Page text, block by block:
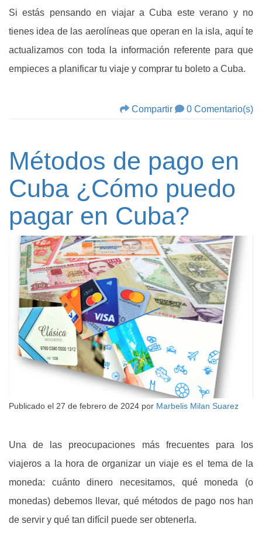
Si estás pensando en viajar a Cuba este verano y no
tienes idea de las aerolíneas que operan en la isla, aquí te
actualizamos con toda la información referente para que
empieces a planificar tu viaje y comprar tu boleto a Cuba.
Compartir 0 Comentario(s)
Métodos de pago en
Cuba ¿Cómo puedo
pagar en Cuba?
Publicado el 27 de febrero de 2024 por Marbelis Milan Suarez
Una de las preocupaciones más frecuentes para los
viajeros a la hora de organizar un viaje es el tema de la
moneda: cuánto dinero necesitamos, qué moneda (o
monedas) debemos llevar, qué métodos de pago nos han
de servir y qué tan difícil puede ser obtenerla.